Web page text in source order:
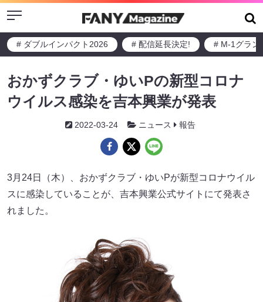
Menu
# ダブルインパクト2026 # 配信延長決定! # M-1グラン
おかずクラブ・ゆいPの新型コロナ
ウイルス感染を吉本興業が発表
2022-03-24 ニュース 報告
3月24日（木）、おかずクラブ・ゆいPが新型コロナウイル
スに感染していることが、吉本興業公式サイトにて発表さ
れました。